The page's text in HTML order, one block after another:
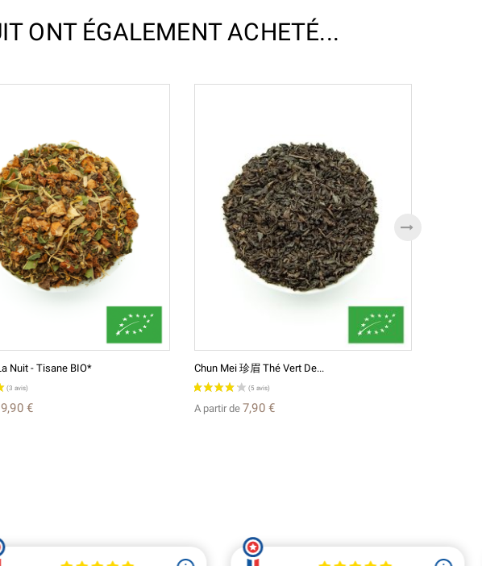
ONT ÉGALEMENT ACHETÉ...
Nuit - Tisane BIO*
9,90 €
Chun Mei 珍眉 Thé Vert De...
A partir de 7,90 €